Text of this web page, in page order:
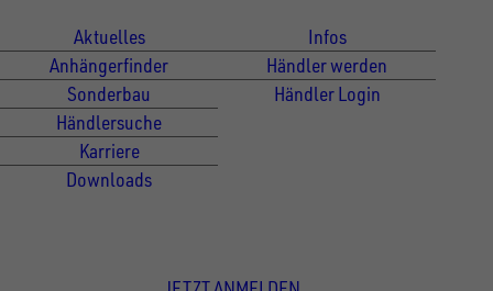
Aktuelles
Anhängerfinder
Sonderbau
Händlersuche
Karriere
Downloads
Infos
Händler werden
Händler Login